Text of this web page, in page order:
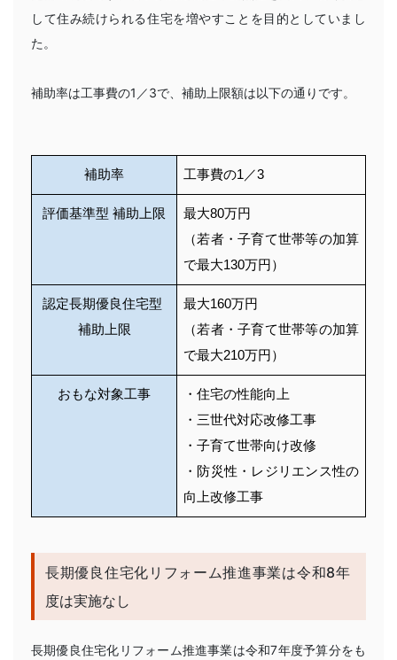
して住み続けられる住宅を増やすことを目的としていまし
た。
補助率は工事費の1／3で、補助上限額は以下の通りです。
補助率 工事費の1／3
評価基準型 補助上限
最大80万円
（若者・子育て世帯等の加算
で最大130万円）
認定長期優良住宅型
補助上限
最大160万円
（若者・子育て世帯等の加算
で最大210万円）
おもな対象工事
・住宅の性能向上
・三世代対応改修工事
・子育て世帯向け改修
・防災性・レジリエンス性の
向上改修工事
長期優良住宅化リフォーム推進事業は令和8年
度は実施なし
長期優良住宅化リフォーム推進事業は令和7年度予算分をも